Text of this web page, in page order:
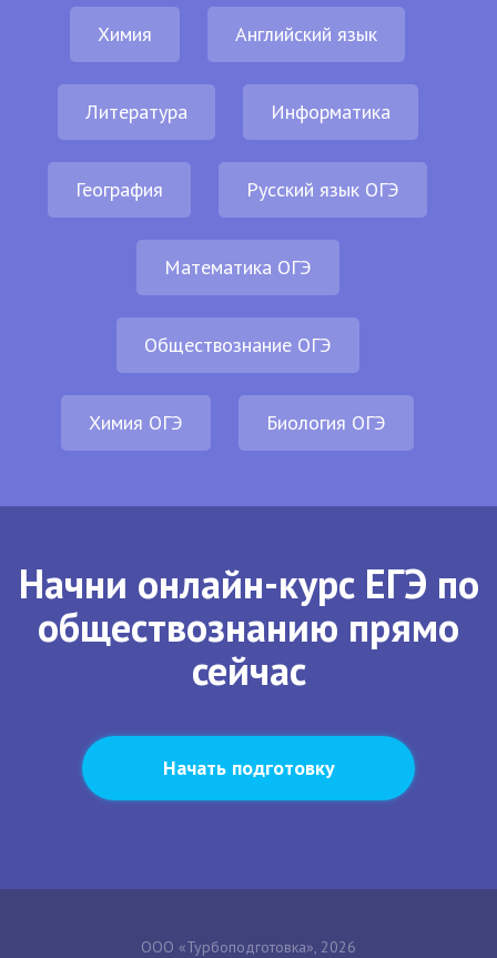
Химия Английский язык
Литература Информатика
География Русский язык ОГЭ
Математика ОГЭ
Обществознание ОГЭ
Химия ОГЭ Биология ОГЭ
Начни онлайн-курс ЕГЭ по
обществознанию прямо
сейчас
Начать подготовку
ООО «Турбоподготовка», 2026